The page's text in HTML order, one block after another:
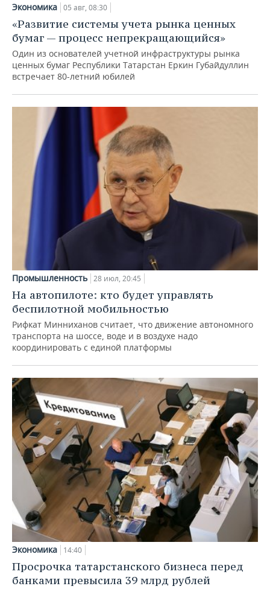
Экономика 05 авг, 08:30
«Развитие системы учета рынка ценных
бумаг — процесс непрекращающийся»
Один из основателей учетной инфраструктуры рынка
ценных бумаг Республики Татарстан Еркин Губайдуллин
встречает 80-летний юбилей
Промышленность 28 июл, 20:45
На автопилоте: кто будет управлять
беспилотной мобильностью
Рифкат Минниханов считает, что движение автономного
транспорта на шоссе, воде и в воздухе надо
координировать с единой платформы
Экономика 14:40
Просрочка татарстанского бизнеса перед
банками превысила 39 млрд рублей